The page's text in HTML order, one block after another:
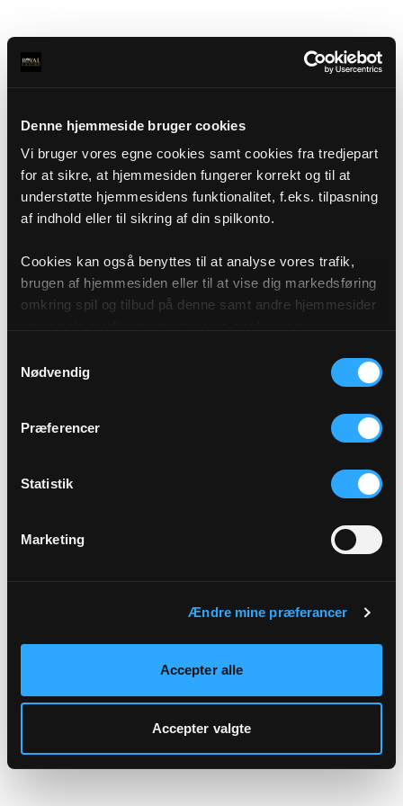
Denne hjemmeside bruger cookies
Vi bruger vores egne cookies samt cookies fra tredjepart
for at sikre, at hjemmesiden fungerer korrekt og til at
understøtte hjemmesidens funktionalitet, f.eks. tilpasning
af indhold eller til sikring af din spilkonto.
Cookies kan også benyttes til at analyse vores trafik,
brugen af hjemmesiden eller til at vise dig markedsføring
omkring spil og tilbud på denne samt andre hjemmesider
af cookies under "Detaljer" eller ved at klikke videre til
vores Cookiepolitik, som du finder i bunden af vores
Nødvendig
Præferencer
Statistik
Marketing
Ændre mine præferancer
Accepter alle
Accepter valgte